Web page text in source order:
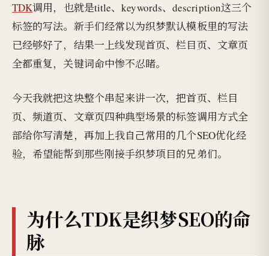
TDK调用，也就是title、keywords、description这三个
标签的写法。新手们经常以为织梦默认模板里的写法
已经够好了，结果一上线发现首页、栏目页、文章页
全都重复，关键词命中惨不忍睹。
今天我就把这块整个串起来讲一次，把首页、栏目
页、频道页、文章页四种典型场景的标签调用方式全
部给你写清楚，再加上我自己常用的几个SEO优化经
验，希望能帮到那些刚接手织梦项目的兄弟们。
为什么TDK是织梦SEO的命
脉